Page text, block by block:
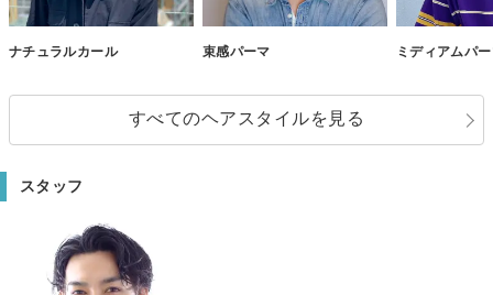
ナチュラルカール 束感パーマ ミディアムパ
すべてのヘアスタイルを見る
スタッフ